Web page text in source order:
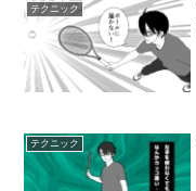
テクニック
テクニック